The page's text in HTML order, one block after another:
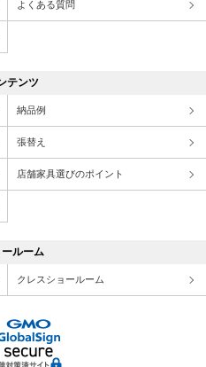
よくある質問
テンツ
納品例
張替え
店舗家具選びのポイント
ールーム
クレスショールーム